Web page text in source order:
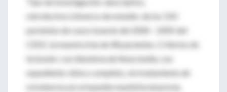
retrolectivo.Universo de estudio: de los 520
pacientes de casos boards del 2000 – 2005 del
CESO, la muestra fue de 48 pacientes. Criterios de
inclusión: con diastema de línea media, con
expediente clínico completo, sin tratamiento de
ortodoncia y/u ortopedia maxilofacial previa.